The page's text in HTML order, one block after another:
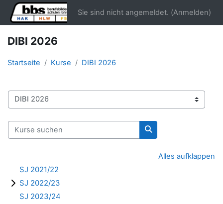
Zum Hauptinhalt
Sie sind nicht angemeldet. (Anmelden)
DIBI 2026
Startseite Kurse DIBI 2026
Kursbereiche
Kurse suchen
Kurse suchen
Alles aufklappen
SJ 2021/22
SJ 2022/23
SJ 2023/24